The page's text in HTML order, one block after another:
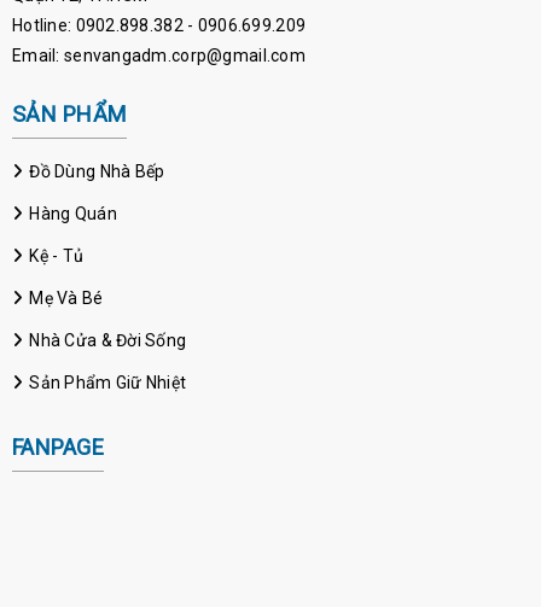
Hotline: 0902.898.382 - 0906.699.209
Email: senvangadm.corp@gmail.com
SẢN PHẨM
Đồ Dùng Nhà Bếp
Hàng Quán
Kệ - Tủ
Mẹ Và Bé
Nhà Cửa & Đời Sống
Sản Phẩm Giữ Nhiệt
FANPAGE